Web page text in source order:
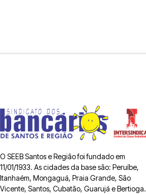
O SEEB Santos e Região foi fundado em
11/01/1933. As cidades da base são: Peruíbe,
Itanhaém, Mongaguá, Praia Grande, São
Vicente, Santos, Cubatão, Guarujá e Bertioga.